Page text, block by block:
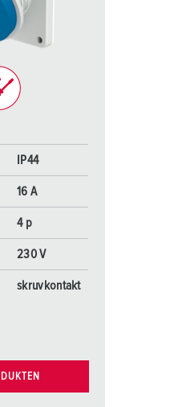
IP44
16 A
4 p
230 V
skruvkontakt